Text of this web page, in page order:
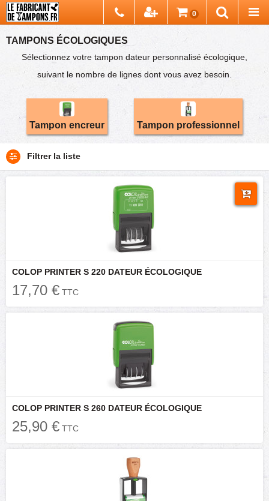
TAMPONS ÉCOLOGIQUES
Sélectionnez votre tampon dateur personnalisé écologique,
suivant le nombre de lignes dont vous avez besoin.
Tampon encreur Tampon professionnel
Filtrer la liste
COLOP PRINTER S 220 DATEUR ÉCOLOGIQUE
17,70 € TTC
COLOP PRINTER S 260 DATEUR ÉCOLOGIQUE
25,90 € TTC
0
Chercher